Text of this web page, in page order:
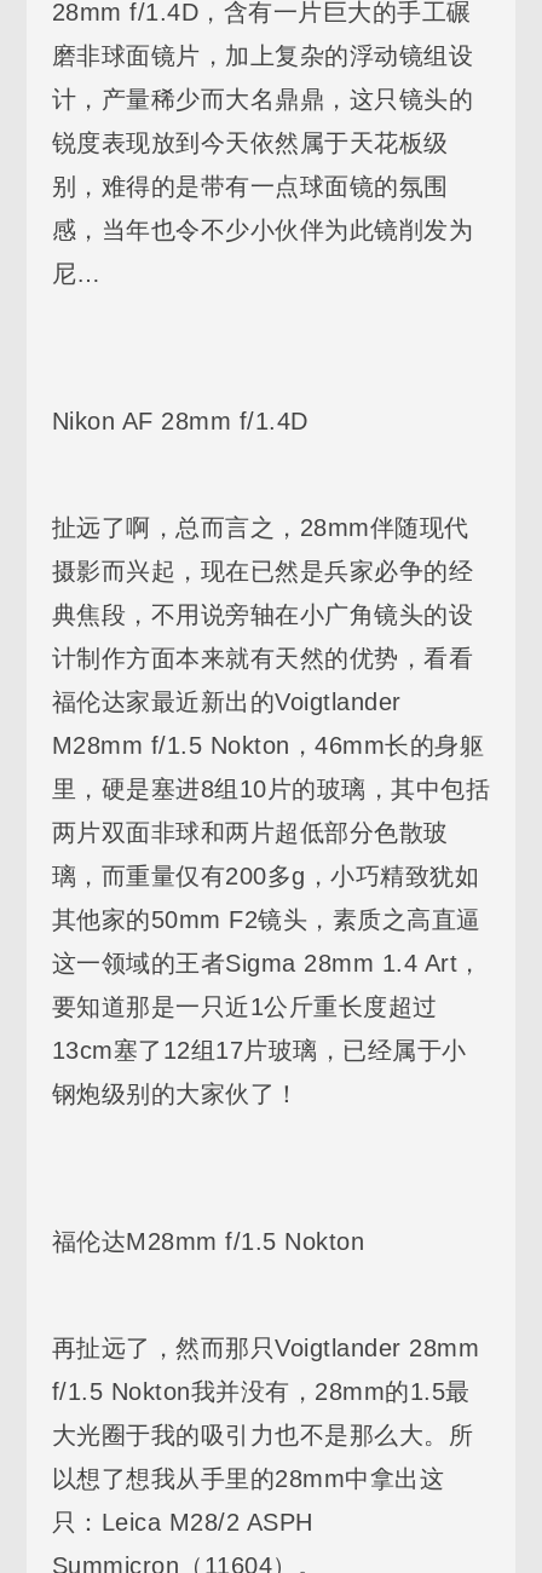
28mm f/1.4D，含有一片巨大的手工碾
磨非球面镜片，加上复杂的浮动镜组设
计，产量稀少而大名鼎鼎，这只镜头的
锐度表现放到今天依然属于天花板级
别，难得的是带有一点球面镜的氛围
感，当年也令不少小伙伴为此镜削发为
尼…
Nikon AF 28mm f/1.4D
扯远了啊，总而言之，28mm伴随现代
摄影而兴起，现在已然是兵家必争的经
典焦段，不用说旁轴在小广角镜头的设
计制作方面本来就有天然的优势，看看
福伦达家最近新出的Voigtlander
M28mm f/1.5 Nokton，46mm长的身躯
里，硬是塞进8组10片的玻璃，其中包括
两片双面非球和两片超低部分色散玻
璃，而重量仅有200多g，小巧精致犹如
其他家的50mm F2镜头，素质之高直逼
这一领域的王者Sigma 28mm 1.4 Art，
要知道那是一只近1公斤重长度超过
13cm塞了12组17片玻璃，已经属于小
钢炮级别的大家伙了！
福伦达M28mm f/1.5 Nokton
再扯远了，然而那只Voigtlander 28mm
f/1.5 Nokton我并没有，28mm的1.5最
大光圈于我的吸引力也不是那么大。所
以想了想我从手里的28mm中拿出这
只：Leica M28/2 ASPH
Summicron（11604）。